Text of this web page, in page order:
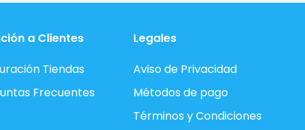
a Clientes
Tiendas
Frecuentes
Legales
Aviso de Privacidad
Métodos de pago
Términos y Condiciones